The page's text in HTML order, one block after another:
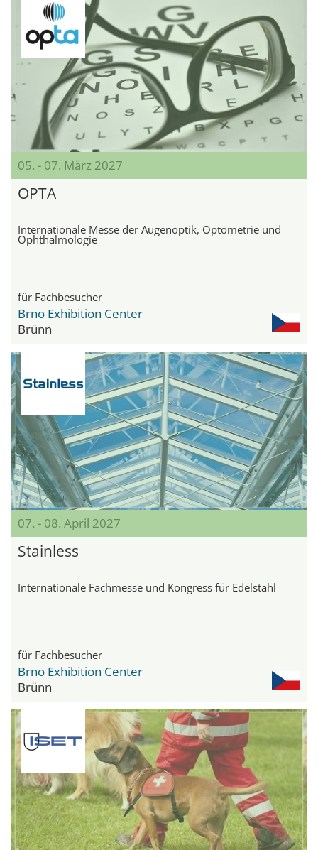
05. - 07. März 2027
OPTA
Internationale Messe der Augenoptik, Optometrie und
Ophthalmologie
für Fachbesucher
Brno Exhibition Center
Brünn
07. - 08. April 2027
Stainless
Internationale Fachmesse und Kongress für Edelstahl
für Fachbesucher
Brno Exhibition Center
Brünn